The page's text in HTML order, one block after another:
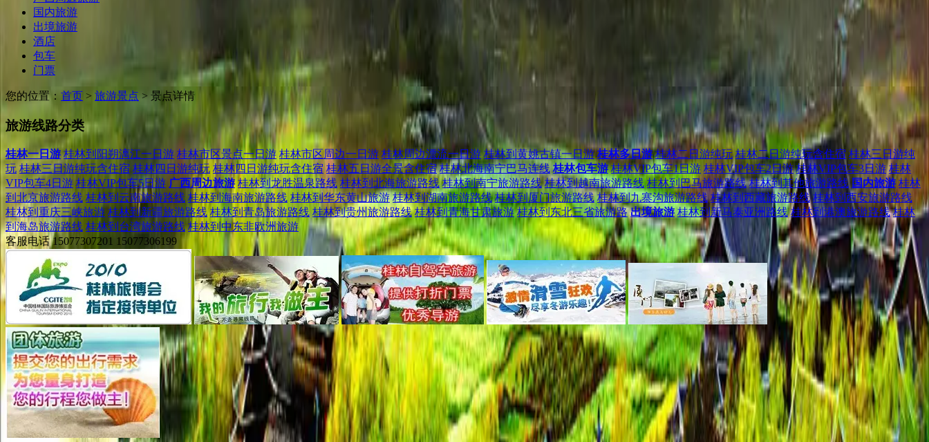
国内旅游
出境旅游
酒店
包车
门票
您的位置： 首页 > 旅游景点 > 景点详情
旅游线路分类
桂林一日游 桂林到阳朔漓江一日游 桂林市区景点一日游 桂林市区周边一日游 桂林周边漂流一日游 桂林到黄姚古镇一日游 桂林多日游 桂林二日游纯玩 桂林二日游纯玩含住宿 桂林三日游纯
玩 桂林三日游纯玩含住宿 桂林四日游纯玩 桂林四日游纯玩含住宿 桂林五日游全景含住宿 桂林北海南宁巴马连线 桂林包车游 桂林VIP包车1日游 桂林VIP包车2日游 桂林VIP包车3日游 桂林
VIP包车4日游 桂林VIP包车5日游 广西周边旅游 桂林到龙胜温泉路线 桂林到北海旅游路线 桂林到南宁旅游路线 桂林到越南旅游路线 桂林到巴马旅游路线 桂林到其他旅游路线 国内旅游 桂林
到北京旅游路线 桂林到云南旅游路线 桂林到海南旅游路线 桂林到华东黄山旅游 桂林到湖南旅游路线 桂林到厦门旅游路线 桂林到九寨沟旅游路线 桂林到西藏旅游路线 桂林到西安旅游路线
桂林到重庆三峡旅游 桂林到新疆旅游路线 桂林到青岛旅游路线 桂林到贵州旅游路线 桂林到青海甘肃旅游 桂林到东北三省旅游路 出境旅游 桂林到新马泰亚洲路线 桂林到港澳旅游路线 桂林
到海岛旅游路线 桂林到台湾旅游路线 桂林到中东非欧洲旅游
客服电话15077307201 15077306199